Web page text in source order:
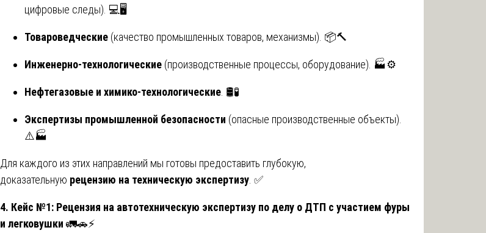
цифровые следы). 💻🖥️
Товароведческие (качество промышленных товаров, механизмы). 📦🔨
Инженерно-технологические (производственные процессы, оборудование). 🏭⚙️
Нефтегазовые и химико-технологические . 🛢️🧪
Экспертизы промышленной безопасности (опасные производственные объекты).
⚠️🏭
Для каждого из этих направлений мы готовы предоставить глубокую,
доказательную рецензию на техническую экспертизу . ✅
4. Кейс №1: Рецензия на автотехническую экспертизу по делу о ДТП с участием фуры
и легковушки 🚛🚗⚡